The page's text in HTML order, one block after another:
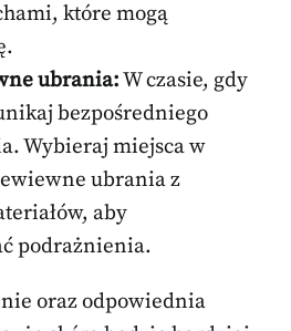
które mogą
ubrania:W czasie, gdy
bezpośredniego
Wybieraj miejsca w
ubrania z
aby
podrażnienia.
oraz odpowiednia